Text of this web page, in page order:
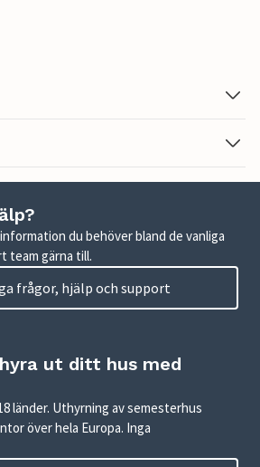
du behöver bland de vanliga
team gärna till.
frågor, hjälp och support
ut ditt hus med
länder. Uthyrning av semesterhus
över hela Europa. Inga